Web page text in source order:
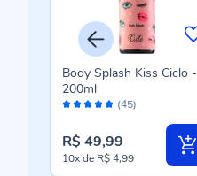
Avaliação: (45)
Body Splash Kiss Ciclo -
200ml
R$ 49,99
10xde R$ 4,99